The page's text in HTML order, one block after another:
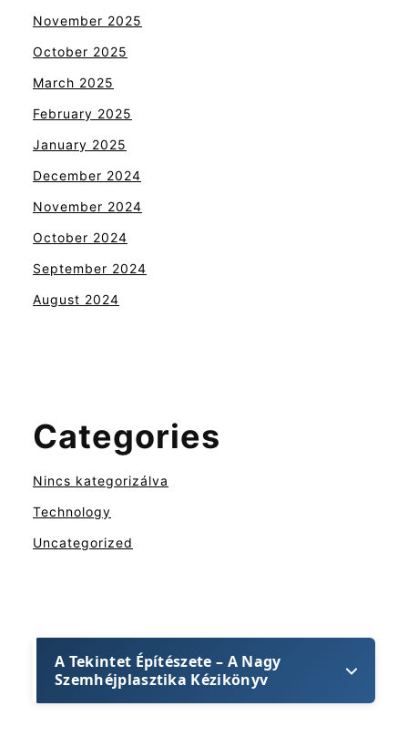
November 2025
October 2025
March 2025
February 2025
January 2025
December 2024
November 2024
October 2024
September 2024
August 2024
Categories
Nincs kategorizálva
Technology
Uncategorized
A Tekintet Építészete – A Nagy
Szemhéjplasztika Kézikönyv